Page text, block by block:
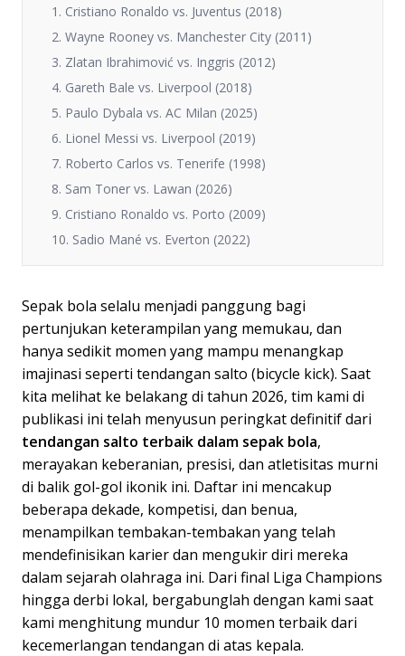
1. Cristiano Ronaldo vs. Juventus (2018)
2. Wayne Rooney vs. Manchester City (2011)
3. Zlatan Ibrahimović vs. Inggris (2012)
4. Gareth Bale vs. Liverpool (2018)
5. Paulo Dybala vs. AC Milan (2025)
6. Lionel Messi vs. Liverpool (2019)
7. Roberto Carlos vs. Tenerife (1998)
8. Sam Toner vs. Lawan (2026)
9. Cristiano Ronaldo vs. Porto (2009)
10. Sadio Mané vs. Everton (2022)
Sepak bola selalu menjadi panggung bagi
pertunjukan keterampilan yang memukau, dan
hanya sedikit momen yang mampu menangkap
imajinasi seperti tendangan salto (bicycle kick). Saat
kita melihat ke belakang di tahun 2026, tim kami di
publikasi ini telah menyusun peringkat definitif dari
tendangan salto terbaik dalam sepak bola,
merayakan keberanian, presisi, dan atletisitas murni
di balik gol-gol ikonik ini. Daftar ini mencakup
beberapa dekade, kompetisi, dan benua,
menampilkan tembakan-tembakan yang telah
mendefinisikan karier dan mengukir diri mereka
dalam sejarah olahraga ini. Dari final Liga Champions
hingga derbi lokal, bergabunglah dengan kami saat
kami menghitung mundur 10 momen terbaik dari
kecemerlangan tendangan di atas kepala.